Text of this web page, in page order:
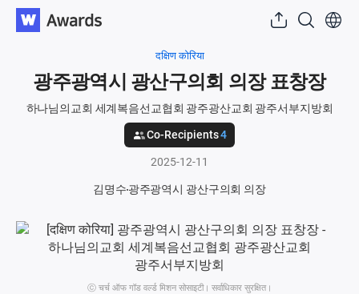
दक्षिण कोरिया
광주광역시 광산구의회 의장 표창장
하나님의교회 세계복음선교협회 광주광산교회 광주서부지방회
Co-Recipients4
2025-12-11
김명수광주광역시 광산구의회 의장
ⓒ चर्च ऑफ गॉड वर्ल्ड मिशन सोसाइटी। सर्वाधिकार सुरक्षित।